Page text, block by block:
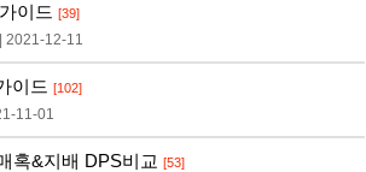
이드 [39]
2021-12-11
이드 [102]
11-01
혹&지배 DPS비교 [53]